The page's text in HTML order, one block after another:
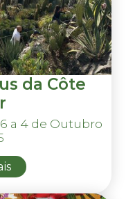
da Côte
a 4 de Outubro